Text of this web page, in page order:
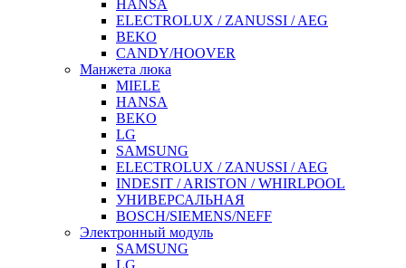
HANSA
ELECTROLUX / ZANUSSI / AEG
BEKO
CANDY/HOOVER
Манжета люка
MIELE
HANSA
BEKO
LG
SAMSUNG
ELECTROLUX / ZANUSSI / AEG
INDESIT / ARISTON / WHIRLPOOL
УНИВЕРСАЛЬНАЯ
BOSCH/SIEMENS/NEFF
Электронный модуль
SAMSUNG
LG